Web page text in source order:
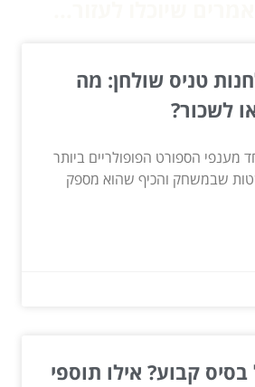
טניס שולחן: מה
לשכור?
מענפי הספורט הפופולריים ביותר
שבמשחק והכיף שהוא מספק
קבוע? אילו תוספי